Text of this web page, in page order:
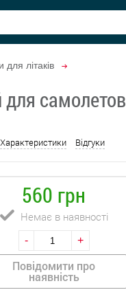
для літаків
самолетов
Характеристики Відгуки
560 грн
Немає в наявності
- +
Повідомити про
наявність